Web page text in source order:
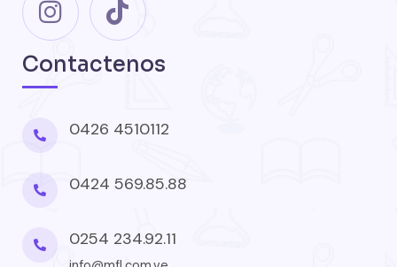
Contactenos
0426 4510112
0424 569.85.88
0254 234.92.11